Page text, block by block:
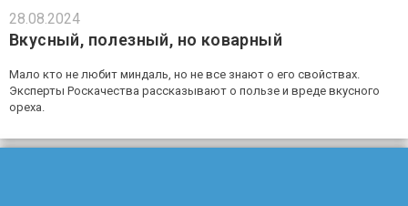
28.08.2024
Вкусный, полезный, но коварный
Мало кто не любит миндаль, но не все знают о его свойствах.
Эксперты Роскачества рассказывают о пользе и вреде вкусного
ореха.